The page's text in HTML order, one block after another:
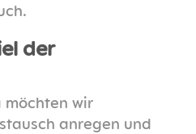
der
wir
anregen und